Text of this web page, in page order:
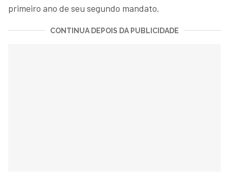
primeiro ano de seu segundo mandato.
CONTINUA DEPOIS DA PUBLICIDADE